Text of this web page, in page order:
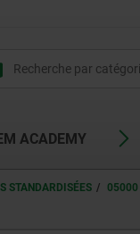
ACADEMY
STANDARDISÉES 05000